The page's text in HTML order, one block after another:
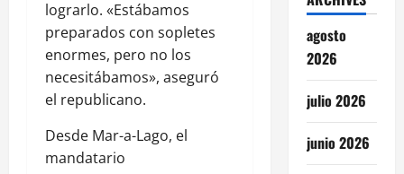
lograrlo. «Estábamos
preparados con sopletes
enormes, pero no los
necesitábamos», aseguró
el republicano.
Desde Mar-a-Lago, el
mandatario
agosto
2026
julio 2026
junio 2026